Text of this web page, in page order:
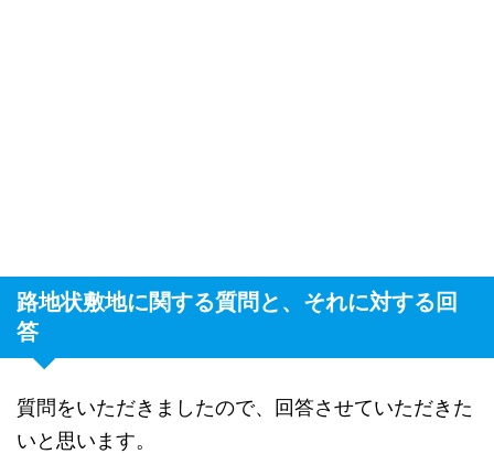
路地状敷地に関する質問と、それに対する回
答
質問をいただきましたので、回答させていただきた
いと思います。